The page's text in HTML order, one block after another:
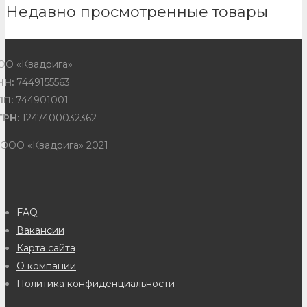
Недавно просмотренные товары
«Квадрига»
7449155563
744901001
1247400032362
«Квадрига» 2021
FAQ
Вакансии
Карта сайта
О компании
Политика конфиденциальности